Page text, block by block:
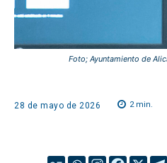
Foto; Ayuntamiento de
28 de mayo de 2026 2min.